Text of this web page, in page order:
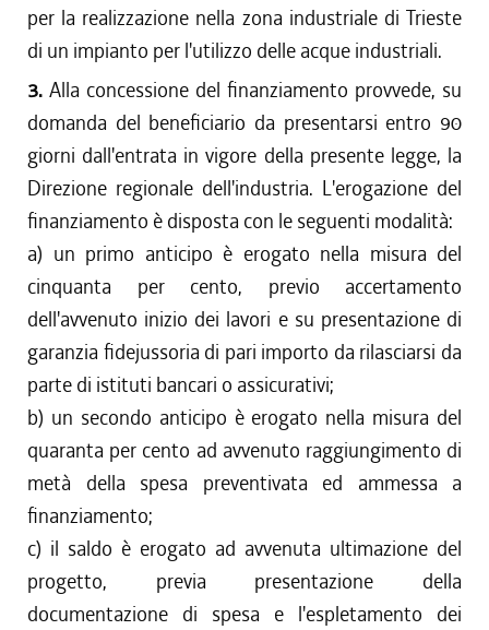
per la realizzazione nella zona industriale di Trieste
di un impianto per l'utilizzo delle acque industriali.
3. Alla concessione del finanziamento provvede, su
domanda del beneficiario da presentarsi entro 90
giorni dall'entrata in vigore della presente legge, la
Direzione regionale dell'industria. L'erogazione del
finanziamento è disposta con le seguenti modalità:
a) un primo anticipo è erogato nella misura del
cinquanta per cento, previo accertamento
dell'avvenuto inizio dei lavori e su presentazione di
garanzia fidejussoria di pari importo da rilasciarsi da
parte di istituti bancari o assicurativi;
b) un secondo anticipo è erogato nella misura del
quaranta per cento ad avvenuto raggiungimento di
metà della spesa preventivata ed ammessa a
finanziamento;
c) il saldo è erogato ad avvenuta ultimazione del
progetto, previa presentazione della
documentazione di spesa e l'espletamento dei